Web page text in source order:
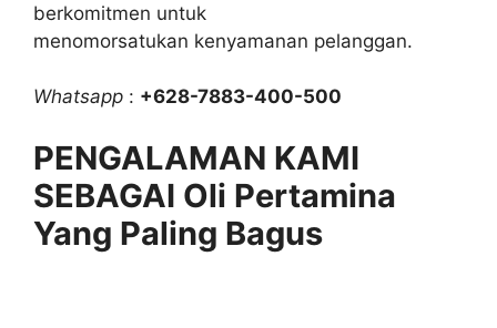
berkomitmen untuk
menomorsatukan kenyamanan pelanggan.
Whatsapp : +628-7883-400-500
PENGALAMAN KAMI
SEBAGAI Oli Pertamina
Yang Paling Bagus